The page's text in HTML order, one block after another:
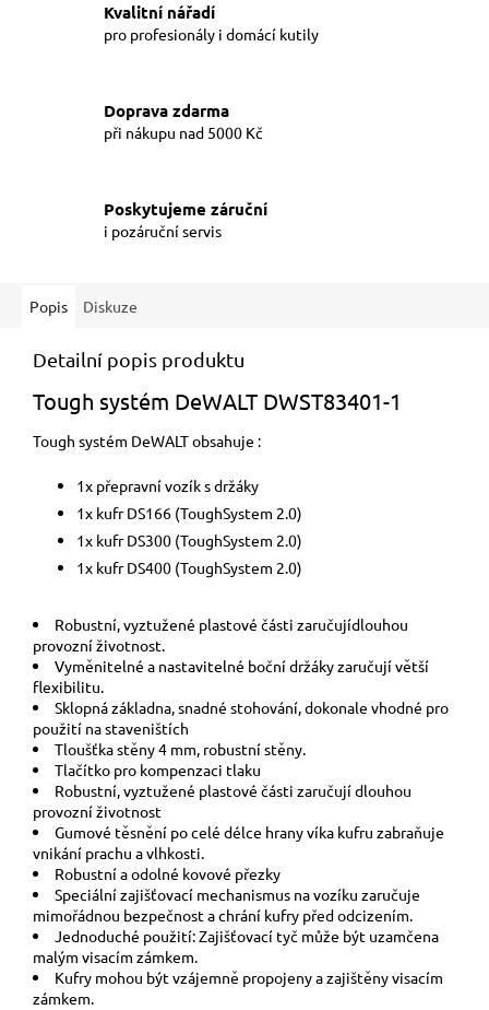
Kvalitní nářadí
pro profesionály i domácí kutily
Doprava zdarma
při nákupu nad 5000 Kč
Poskytujeme záruční
i pozáruční servis
Popis Diskuze
Detailní popis produktu
Tough systém DeWALT DWST83401-1
Tough systém DeWALT obsahuje :
1x přepravní vozík s držáky
1x kufr DS166 (ToughSystem 2.0)
1x kufr DS300 (ToughSystem 2.0)
1x kufr DS400 (ToughSystem 2.0)
Robustní, vyztužené plastové části zaručujídlouhou
provozní životnost.
Vyměnitelné a nastavitelné boční držáky zaručují větší
flexibilitu.
Sklopná základna, snadné stohování, dokonale vhodné pro
použití na staveništích
Tloušťka stěny 4 mm, robustní stěny.
Tlačítko pro kompenzaci tlaku
Robustní, vyztužené plastové části zaručují dlouhou
provozní životnost
Gumové těsnění po celé délce hrany víka kufru zabraňuje
vnikání prachu a vlhkosti.
Robustní a odolné kovové přezky
Speciální zajišťovací mechanismus na vozíku zaručuje
mimořádnou bezpečnost a chrání kufry před odcizením.
Jednoduché použití: Zajišťovací tyč může být uzamčena
malým visacím zámkem.
Kufry mohou být vzájemně propojeny a zajištěny visacím
zámkem.